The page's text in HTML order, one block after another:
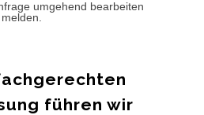
umgehend bearbeiten
führen wir